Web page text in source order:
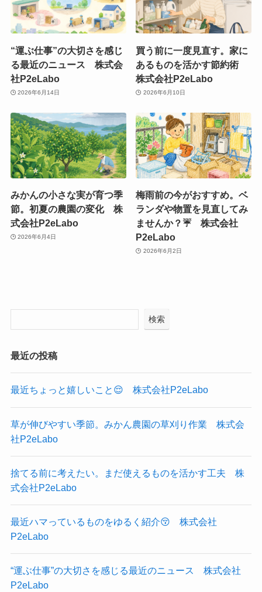
“運ぶ仕事”の大切さを感じ
る最近のニュース 株式会
社P2eLabo
2026年6月14日
買う前に一度見直す。家に
あるものを活かす節約術
株式会社P2eLabo
2026年6月10日
みかんの小さな実が育つ季
節。初夏の農園の変化 株
式会社P2eLabo
2026年6月4日
梅雨前の今がおすすめ。ベ
ランダや物置を見直してみ
ませんか？☔ 株式会社
P2eLabo
2026年6月2日
検索
最近の投稿
最近ちょっと嬉しいこと😌 株式会社P2eLabo
草が伸びやすい季節。みかん農園の草刈り作業 株式会
社P2eLabo
捨てる前に考えたい。まだ使えるものを活かす工夫 株
式会社P2eLabo
最近ハマっているものをゆるく紹介😚 株式会社
P2eLabo
“運ぶ仕事”の大切さを感じる最近のニュース 株式会社
P2eLabo